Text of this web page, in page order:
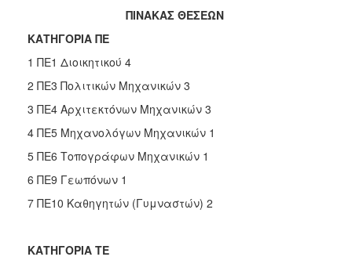
ΠΙΝΑΚΑΣ ΘΕΣΕΩΝ
ΚΑΤΗΓΟΡΙΑ ΠΕ
1 ΠΕ1 Διοικητικού 4
2 ΠΕ3 Πολιτικών Μηχανικών 3
3 ΠΕ4 Αρχιτεκτόνων Μηχανικών 3
4 ΠΕ5 Μηχανολόγων Μηχανικών 1
5 ΠΕ6 Τοπογράφων Μηχανικών 1
6 ΠΕ9 Γεωπόνων 1
7 ΠΕ10 Καθηγητών (Γυμναστών) 2
ΚΑΤΗΓΟΡΙΑ ΤΕ